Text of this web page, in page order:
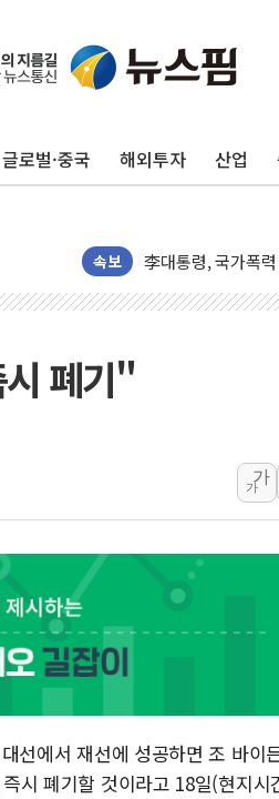
글로벌·중국 해외투자 산업
속보
외교부, 美 의원들
하나은행, 7일부터
공진원, 맨시티 선
李대통령, 국가폭
신세계百, 포트넘
美 태양광 수입장
[뉴스핌 뉴스레터
NXT, 12일부터
보름째 잠 못 드는
미일 환율공조 뒷
우유자조금, 노인
더본코리아 롤링파
CJ올리브영 흔드
폐기"
가
가
선에서 재선에 성공하면 조 바이
시 폐기할 것이라고 18일(현지시